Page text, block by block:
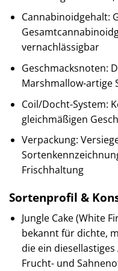
Cannabinoidgehalt:
vernachlässigbar
Geschmacksnoten:
Marshmallow-artige
Coil/Docht-System:
gleichmäßigen
Verpackung:
Frischhaltung
Sortenprofil &
Jungle Cake (White
bekannt für dichte,
die ein
Frucht- und